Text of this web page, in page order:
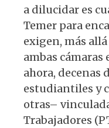
a dilucidar es
Temer para
exigen, más
ambas cámaras
ahora, decenas
estudiantiles y
otras–
Trabajadores